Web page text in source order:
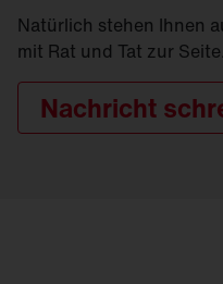
Natürlich stehen Ihnen
mit Rat und Tat zur Seite.
Nachricht